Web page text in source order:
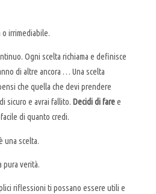
irrimediabile.
Ogni scelta richiama e definisce
di altre ancora … Una scelta
che quella che devi prendere
sicuro e avrai fallito. Decidi di faree
di quanto credi.
una scelta.
pura verità.
riflessioni ti possano essere utili e